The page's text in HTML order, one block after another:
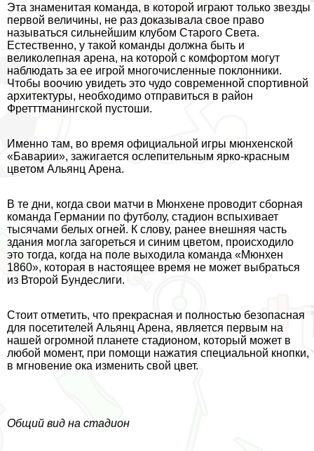
Эта знаменитая комaнда, в которой играют только звезды
первой величины, не раз доказывала свое право
называться сильнейшим клубом Старого Света.
Естественно, у такой комaнды должна быть и
великолепная арена, на которой с комфортом могут
наблюдать за ее игрой многочисленные поклонники.
Чтобы воочию увидеть это чудо современной спортивной
архитектуры, необходимо отправиться в район
Фретттманингской пустоши.
Именно там, во время официальной игры мюнхенской
«Баварии», зажигается ослепительным ярко-красным
цветом Альянц Арена.
В те дни, когда свои матчи в Мюнхене проводит сборная
комaнда Германии по футболу, стадион вспыхивает
тысячами белых огней. К слову, ранее внешняя часть
здания могла загореться и синим цветом, происходило
это тогда, когда на поле выходила комaнда «Мюнхен
1860», которая в настоящее время не может выбраться
из Второй Бундеслиги.
Стоит отметить, что прекрасная и полностью безопасная
для посетителей Альянц Арена, является первым на
нашей огромной планете стадионом, который может в
любой момент, при помощи нажатия специальной кнопки,
в мгновение ока изменить свой цвет.
Общий вид на стадион